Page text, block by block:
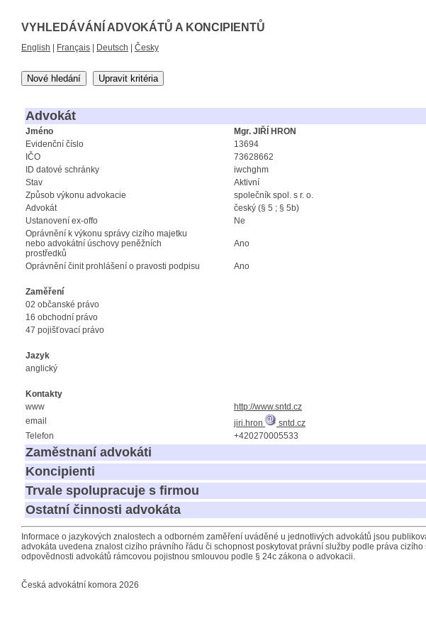
VYHLEDÁVÁNÍ ADVOKÁTŮ A KONCIPIENTŮ
English Français Deutsch Česky
Nové hledání Upravit kritéria
Advokát
Jméno
Mgr. JIŘÍ HRON
Evidenční číslo
13694
IČO
73628662
ID datové schránky
iwchghm
Stav
Aktivní
Způsob výkonu advokacie
společník spol. s r. o.
Advokát
český (§ 5 ; § 5b)
Ustanovení ex-offo
Ne
Oprávnění k výkonu správy cizího majetku
nebo advokátní úschovy peněžních
prostředků
Ano
Oprávnění činit prohlášení o pravosti podpisu Ano
Zaměření
02 občanské právo
16 obchodní právo
47 pojišťovací právo
Jazyk
anglický
Kontakty
www
http://www.sntd.cz
email
jiri.hron
sntd.cz
Telefon
+420270005533
Zaměstnaní advokáti
Koncipienti
Trvale spolupracuje s firmou
Ostatní činnosti advokáta
Informace o jazykových znalostech a odborném zaměření uváděné u jednotlivých advokátů jsou
advokáta uvedena znalost cizího právního řádu či schopnost poskytovat právní služby podle práva
odpovědnosti advokátů rámcovou pojistnou smlouvou podle § 24c zákona o advokacii.
Česká advokátní komora 2026